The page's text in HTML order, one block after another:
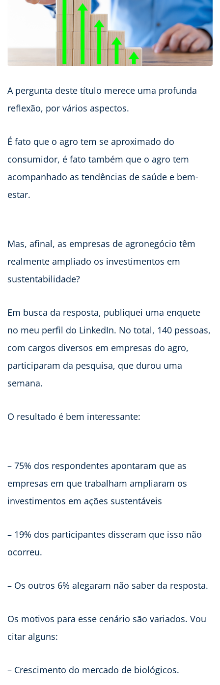
A pergunta deste título merece uma profunda
reflexão, por vários aspectos.
É fato que o agro tem se aproximado do
consumidor, é fato também que o agro tem
acompanhado as tendências de saúde e bem-
estar.
Mas, afinal, as empresas de agronegócio têm
realmente ampliado os investimentos em
sustentabilidade?
Em busca da resposta, publiquei uma enquete
no meu perfil do LinkedIn. No total, 140 pessoas,
com cargos diversos em empresas do agro,
participaram da pesquisa, que durou uma
semana.
O resultado é bem interessante:
– 75% dos respondentes apontaram que as
empresas em que trabalham ampliaram os
investimentos em ações sustentáveis
– 19% dos participantes disseram que isso não
ocorreu.
– Os outros 6% alegaram não saber da resposta.
Os motivos para esse cenário são variados. Vou
citar alguns:
– Crescimento do mercado de biológicos.